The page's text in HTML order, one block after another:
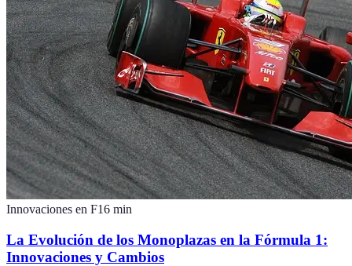
Innovaciones en F16 min
La Evolución de los Monoplazas en la Fórmula 1:
Innovaciones y Cambios